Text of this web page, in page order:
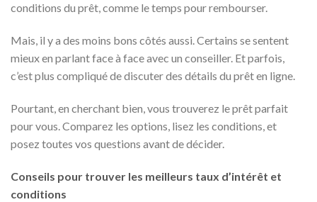
conditions du prêt, comme le temps pour rembourser.
Mais, il y a des moins bons côtés aussi. Certains se sentent
mieux en parlant face à face avec un conseiller. Et parfois,
c’est plus compliqué de discuter des détails du prêt en ligne.
Pourtant, en cherchant bien, vous trouverez le prêt parfait
pour vous. Comparez les options, lisez les conditions, et
posez toutes vos questions avant de décider.
Conseils pour trouver les meilleurs taux d’intérêt et
conditions